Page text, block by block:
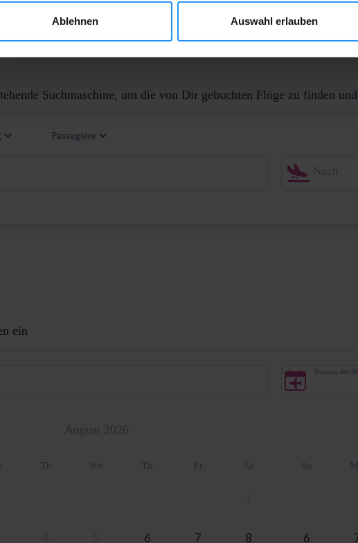
Ablehnen Auswahl erlauben
Suchmaschine, um die von Dir gebuchten Flüge zu finden
Passagiere
Nach
ein
Datum der
August 2026
Th We Th Fr Sa
6 7 8
Su
6